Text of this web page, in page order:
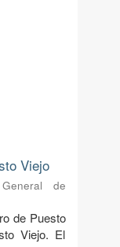
Viejo
de
de Puesto
Viejo. El